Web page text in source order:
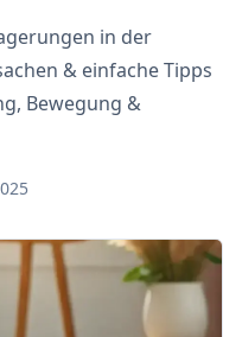
in der
& einfache Tipps
Bewegung &